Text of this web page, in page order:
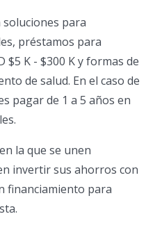
soluciones para
préstamos para
$5 K - $300 K y formas de
de salud. En el caso de
pagar de 1 a 5 años en
la que se unen
invertir sus ahorros con
financiamiento para